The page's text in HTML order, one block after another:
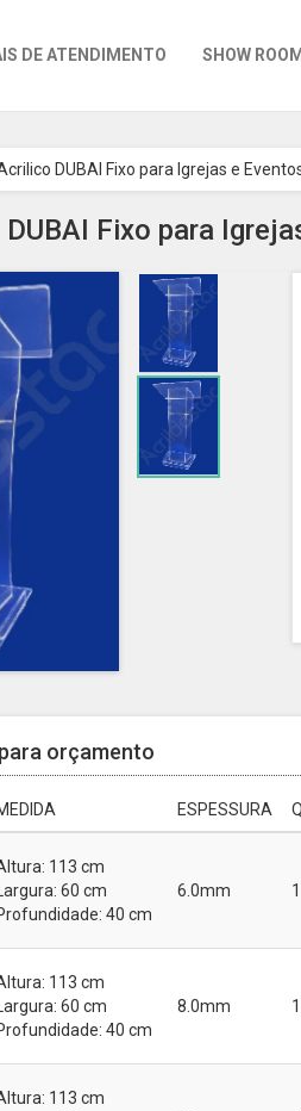
DE ATENDIMENTO SHOW ROOM
DUBAI Fixo para Igrejas e
Fixo para
orçamento
ESPESSURA
113 cm
Largura: 60 cm
40 cm
6.0mm
113 cm
Largura: 60 cm
40 cm
8.0mm
113 cm